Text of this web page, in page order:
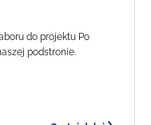
do projektu Po
podstronie.